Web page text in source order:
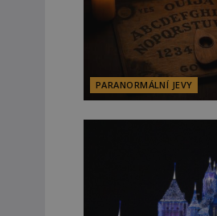
PARANORMÁLNÍ JEVY